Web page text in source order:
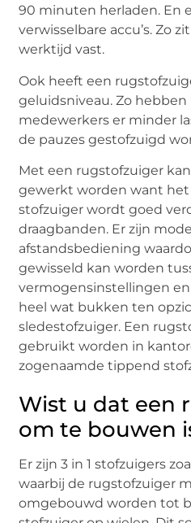
90 minuten herladen. En
verwisselbare accu’s. Zo
werktijd vast.
Ook heeft een
geluidsniveau. Zo
medewerkers er minder
de pauzes gestofzuigd
Met een rugstofzuiger
gewerkt worden want
stofzuiger wordt goed
draagbanden. Er zijn
afstandsbediening
gewisseld kan worden
vermogensinstellingen
heel wat bukken ten
sledestofzuiger. Een
gebruikt worden in
zogenaamde tippend
Wist u dat een
om te bouwen
Er zijn 3 in 1 stofzuigers
waarbij de rugstofzuiger
omgebouwd worden tot